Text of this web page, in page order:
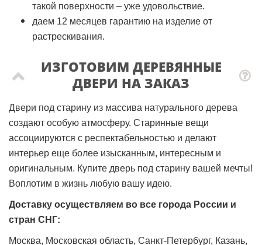
такой поверхности – уже удовольствие.
даем 12 месяцев гарантию на изделие от
растрескивания.
ИЗГОТОВИМ ДЕРЕВЯННЫЕ
ДВЕРИ НА ЗАКАЗ
Двери под старину из массива натурального дерева
создают особую атмосферу. Старинные вещи
ассоциируются с респектабельностью и делают
интерьер еще более изысканным, интересным и
оригинальным. Купите дверь под старину вашей мечты!
Воплотим в жизнь любую вашу идею.
Доставку осуществляем во все города России и
стран СНГ:
Москва, Московская область, Санкт-Петербург, Казань,